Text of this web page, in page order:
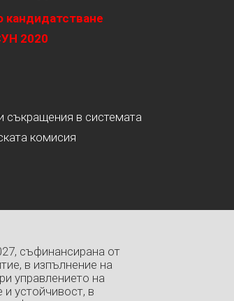
кандидатстване
2020
съкращения в системата
комисия
съфинансирана от
в изпълнение на
управлението на
устойчивост, в